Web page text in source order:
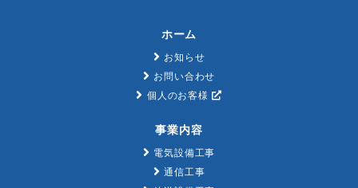
ホーム
お知らせ
お問い合わせ
個人のお客様
事業内容
電気設備工事
通信工事